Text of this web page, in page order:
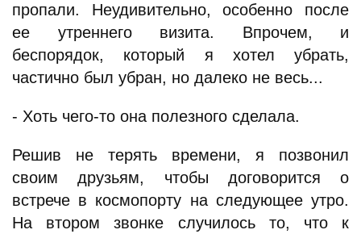
пропали. Неудивительно, особенно после
ее утреннего визита. Впрочем, и
беспорядок, который я хотел убрать,
частично был убран, но далеко не весь...
- Хоть чего-то она полезного сделала.
Решив не терять времени, я позвонил
своим друзьям, чтобы договорится о
встрече в космопорту на следующее утро.
На втором звонке случилось то, что к